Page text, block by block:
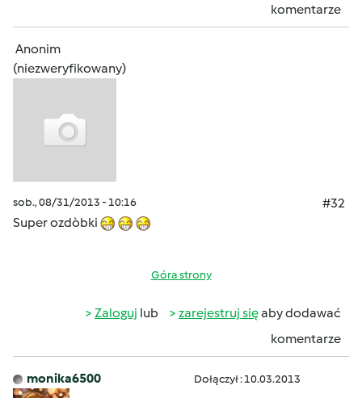
komentarze
Anonim
(niezweryfikowany)
sob., 08/31/2013 - 10:16
#32
Super ozdòbki
Góra strony
Zaloguj lub zarejestruj sięaby dodawać
komentarze
monika6500 Dołączył : 10.03.2013